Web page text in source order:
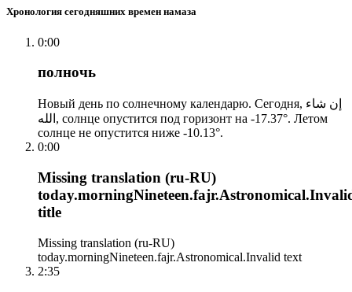
Хронология сегодняшних времен намаза
0:00
полночь
Новый день по солнечному календарю. Сегодня, إن شاء
الله, солнце опустится под горизонт на -17.37°. Летом
солнце не опустится ниже -10.13°.
0:00
Missing translation (ru-RU)
title
Missing translation (ru-RU)
today.morningNineteen.fajr.Astronomical.Invalid text
2:35